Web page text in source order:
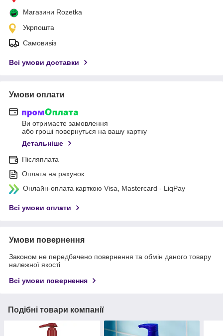
Магазини Rozetka
Укрпошта
Самовивіз
Всі умови доставки
Умови оплати
Ви отримаєте замовлення
або гроші повернуться на вашу картку
Детальніше
Післяплата
Оплата на рахунок
Онлайн-оплата карткою Visa, Mastercard - LiqPay
Всі умови оплати
Умови повернення
Законом не передбачено повернення та обмін даного товару
належної якості
Всі умови повернення
Подібні товари компанії